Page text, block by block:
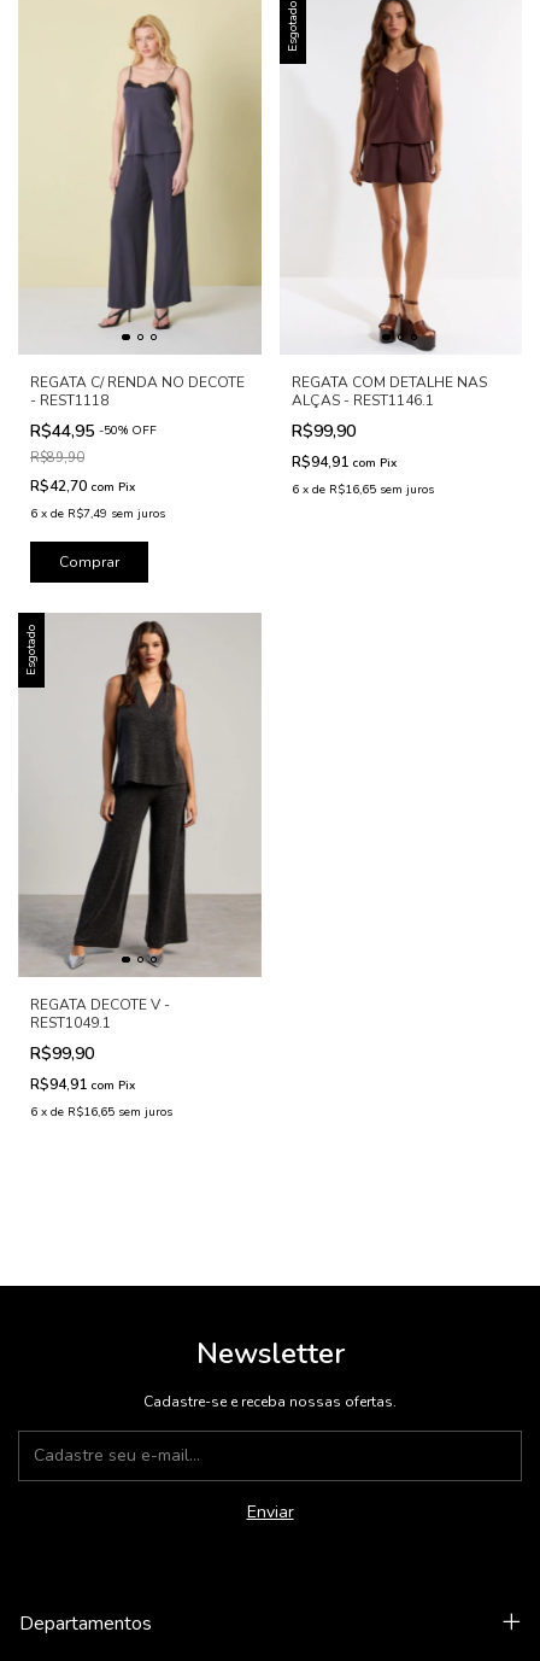
REGATA C/ RENDA NO DECOTE
- REST1118
R$44,95 -50% OFF
R$89,90
R$42,70 com Pix
6 x de R$7,49 sem juros
Comprar
Esgotado
REGATA COM DETALHE NAS
ALÇAS - REST1146.1
R$99,90
R$94,91 com Pix
6 x de R$16,65 sem juros
Esgotado
REGATA DECOTE V -
REST1049.1
R$99,90
R$94,91 com Pix
6 x de R$16,65 sem juros
Newsletter
Cadastre-se e receba nossas ofertas.
Departamentos